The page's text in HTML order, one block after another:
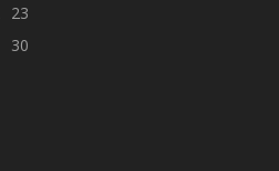
23
30